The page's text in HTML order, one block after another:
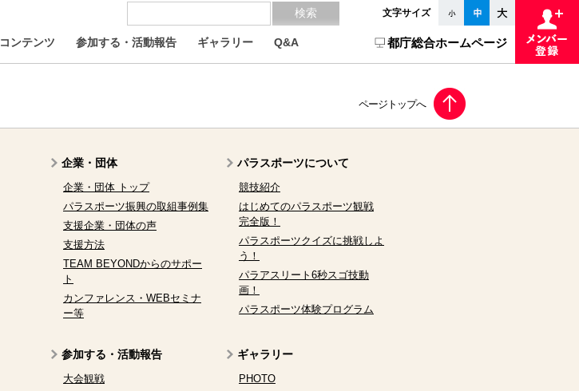
文字サイズ
コンテンツ 参加する・活動報告 ギャラリー Q&A 都庁総合ホームページ
企業・団体
企業・団体 トップ
パラスポーツ振興の取組事例集
支援企業・団体の声
支援方法
TEAM BEYONDからのサポー
ト
カンファレンス・WEBセミナ
ー等
パラスポーツについて
競技紹介
はじめてのパラスポーツ観戦
完全版！
パラスポーツクイズに挑戦しよ
う！
パラアスリート6秒スゴ技動
画！
パラスポーツ体験プログラム
参加する・活動報告
大会観戦
ギャラリー
PHOTO